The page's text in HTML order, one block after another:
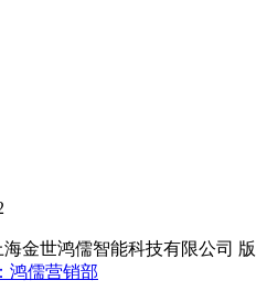
金世鸿儒智能科技有限公司 版
鸿儒营销部